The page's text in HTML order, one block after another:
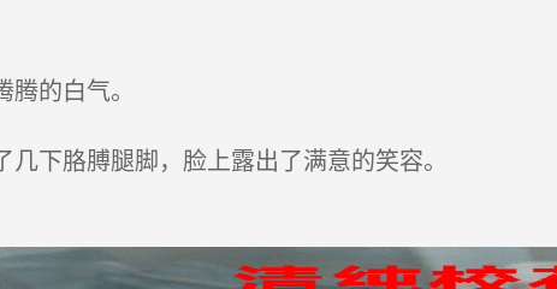
的白气。
下胳膊腿脚，脸上露出了满意的笑容。